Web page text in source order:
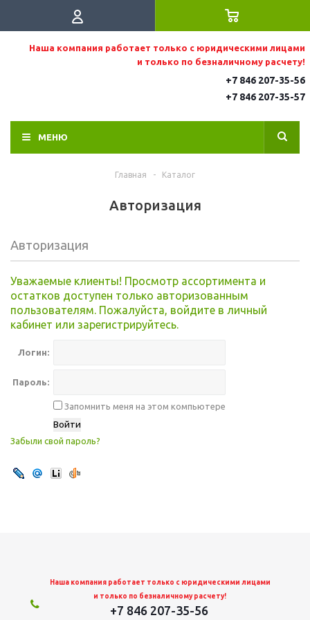
Наша компания работает только с юридическими лицами
и только по безналичному расчету!
+7 846 207-35-56
+7 846 207-35-57
МЕНЮ
Главная - Каталог
Авторизация
Авторизация
Уважаемые клиенты! Просмотр ассортимента и
остатков доступен только авторизованным
пользователям. Пожалуйста, войдите в личный
кабинет или зарегистрируйтесь.
Логин:
Пароль:
Запомнить меня на этом компьютере
Забыли свой пароль?
Наша компания работает только с юридическими лицами
и только по безналичному расчету!
+7 846 207-35-56